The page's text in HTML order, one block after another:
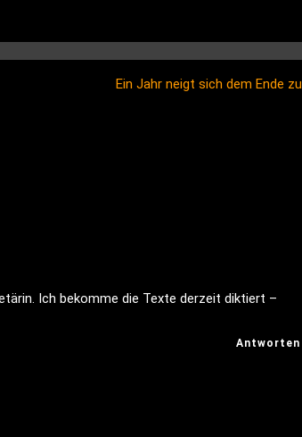
Ein Jahr neigt sich dem Ende zu
Ich bekomme die Texte derzeit diktiert –
Antworten